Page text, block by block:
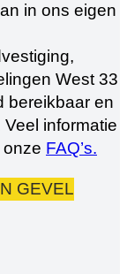
in ons eigen
West 33
bereikbaar en
informatie
onze FAQ’s.
GEVEL